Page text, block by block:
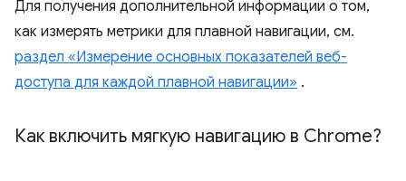
Для получения дополнительной информации о том,
как измерять метрики для плавной навигации, см.
раздел «Измерение основных показателей веб-
доступа для каждой плавной навигации» .
Как включить мягкую навигацию в Chrome?